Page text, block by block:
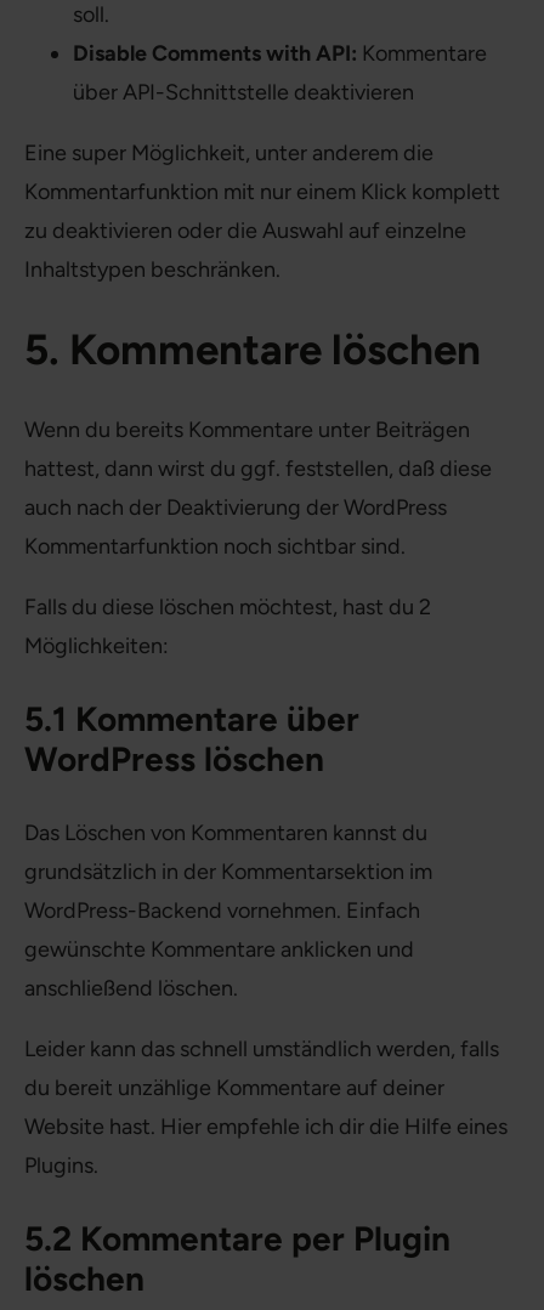
soll.
Disable Comments with API: Kommentare
über API-Schnittstelle deaktivieren
Eine super Möglichkeit, unter anderem die
Kommentarfunktion mit nur einem Klick komplett
zu deaktivieren oder die Auswahl auf einzelne
Inhaltstypen beschränken.
5. Kommentare löschen
Wenn du bereits Kommentare unter Beiträgen
hattest, dann wirst du ggf. feststellen, daß diese
auch nach der Deaktivierung der WordPress
Kommentarfunktion noch sichtbar sind.
Falls du diese löschen möchtest, hast du 2
Möglichkeiten:
5.1 Kommentare über
WordPress löschen
Das Löschen von Kommentaren kannst du
grundsätzlich in der Kommentarsektion im
WordPress-Backend vornehmen. Einfach
gewünschte Kommentare anklicken und
anschließend löschen.
Leider kann das schnell umständlich werden, falls
du bereit unzählige Kommentare auf deiner
Website hast. Hier empfehle ich dir die Hilfe eines
Plugins.
5.2 Kommentare per Plugin
löschen